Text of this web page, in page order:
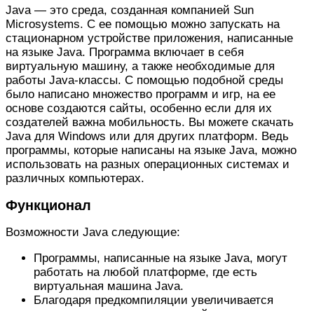
Java — это среда, созданная компанией Sun
Microsystems. С ее помощью можно запускать на
стационарном устройстве приложения, написанные
на языке Java. Программа включает в себя
виртуальную машину, а также необходимые для
работы Java-классы. С помощью подобной среды
было написано множество программ и игр, на ее
основе создаются сайты, особенно если для их
создателей важна мобильность. Вы можете скачать
Java для Windows или для других платформ. Ведь
программы, которые написаны на языке Java, можно
использовать на разных операционных системах и
различных компьютерах.
Функционал
Возможности Java следующие:
Программы, написанные на языке Java, могут
работать на любой платформе, где есть
виртуальная машина Java.
Благодаря предкомпиляции увеличивается